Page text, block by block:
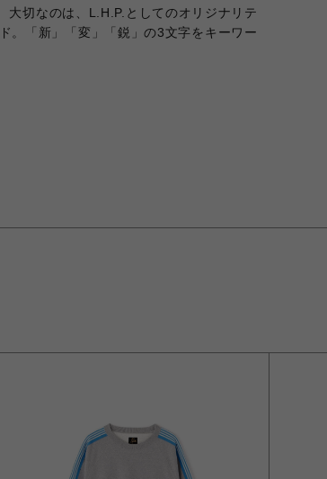
大切なのは、L.H.P.としてのオリジナリテ
。「新」「変」「鋭」の3文字をキーワー